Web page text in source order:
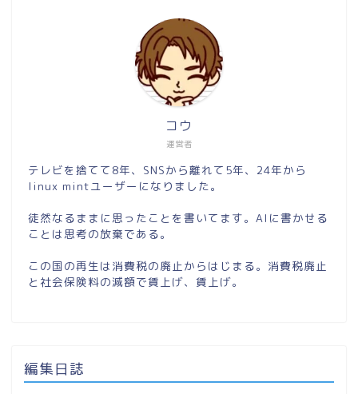
運営者
コウ
テレビを捨てて8年、SNSから離れて5年、24年から
linux mintユーザーになりました。
徒然なるままに思ったことを書いてます。AIに書かせる
ことは思考の放棄である。
この国の再生は消費税の廃止からはじまる。消費税廃止
と社会保険料の減額で賃上げ、賃上げ。
編集日誌